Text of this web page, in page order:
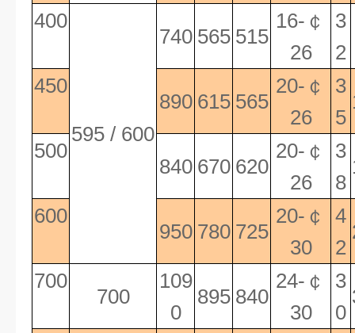
400
595 / 600
740 565 515
16- ￠
26
3
2
450
890 615 565
20- ￠
26
3
5
500
840 670 620
20- ￠
26
3
8
600
950 780 725
20- ￠
30
4
2
700
700
109
0
895 840
24- ￠
30
3
0